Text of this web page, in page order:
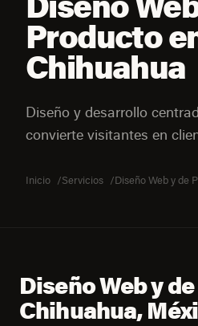
Producto
Chihuahua
Diseño y desarrollo
convierte visitantes en
Inicio Servicios Diseño Web y de
Diseño Web y
Chihuahua,